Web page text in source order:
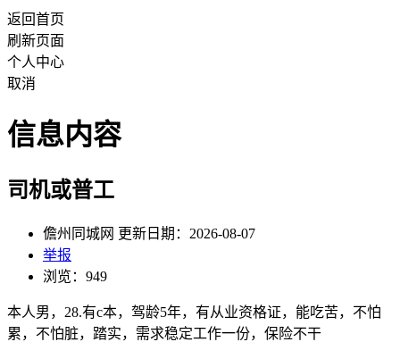
返回首页
刷新页面
个人中心
取消
信息内容
司机或普工
儋州同城网 更新日期：2026-08-07
举报
浏览：949
本人男，28.有c本，驾龄5年，有从业资格证，能吃苦，不怕
累，不怕脏，踏实，需求稳定工作一份，保险不干